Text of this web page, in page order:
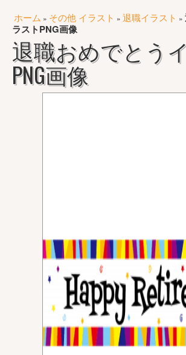
ホーム » その他 イラスト » 退職イラスト »
ラストPNG画像
退職おめでとう
PNG画像